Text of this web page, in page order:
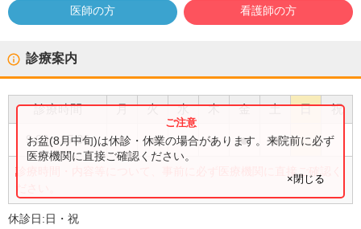
医師の方 看護師の方
診療案内
診療時間 月 火 水 木 金 土 日 祝
9:00〜 17:00 ● ● ● ● ● ●
診療時間・内容等について、事前に必ず医療機関に直接ご確認く
お盆(8月中旬)は休診・休業の場合があります。来院前に必ず
医療機関に直接ご確認ください。
×閉じる
休診日:日・祝